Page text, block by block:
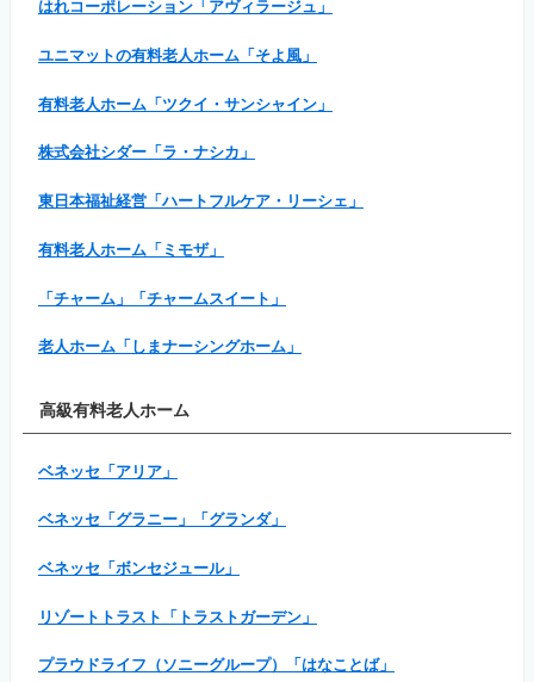
はれコーポレーション「アヴィラージュ」
ユニマットの有料老人ホーム「そよ風」
有料老人ホーム「ツクイ・サンシャイン」
株式会社シダー「ラ・ナシカ」
東日本福祉経営「ハートフルケア・リーシェ」
有料老人ホーム「ミモザ」
「チャーム」「チャームスイート」
老人ホーム「しまナーシングホーム」
高級有料老人ホーム
ベネッセ「アリア」
ベネッセ「グラニー」「グランダ」
ベネッセ「ボンセジュール」
リゾートトラスト「トラストガーデン」
プラウドライフ（ソニーグループ）「はなことば」